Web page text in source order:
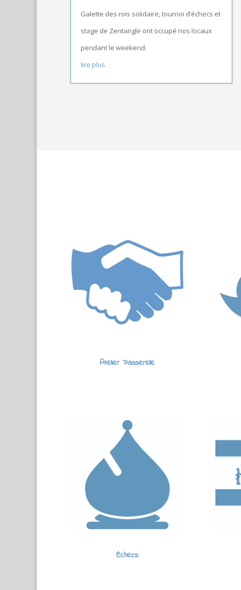
Galette des rois solidaire, tournoi d’échecs et
stage de Zentangle ont occupé nos locaux
pendant le weekend.
lire plus
Atelier Passerelle
Échecs